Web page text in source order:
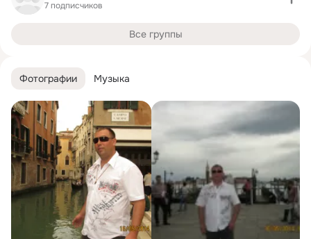
Фотографии Музыка
7 подписчиков
Все группы